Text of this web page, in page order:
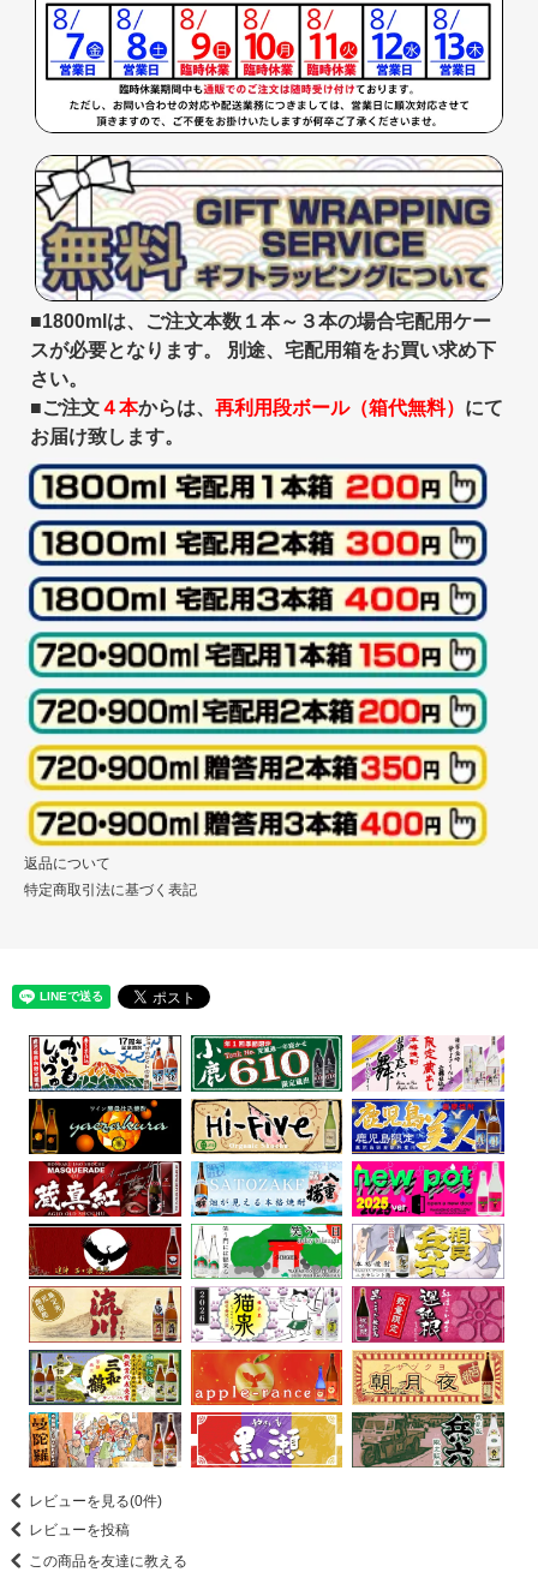
■1800mlは、ご注文本数１本～３本の場合宅配用ケー
スが必要となります。 別途、宅配用箱をお買い求め下
さい。
■ご注文４本からは、 再利用段ボール（箱代無料） にて
お届け致します。
返品について
特定商取引法に基づく表記
レビューを見る(0件)
レビューを投稿
この商品を友達に教える